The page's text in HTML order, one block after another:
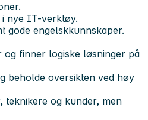
i nye IT-verktøy.
gode engelskkunnskaper.
og finner logiske løsninger på
beholde oversikten ved høy
teknikere og kunder, men